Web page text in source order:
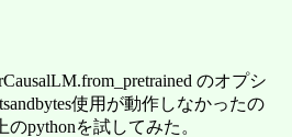
のオプシ
使用が動作しなかったの
のpythonを試してみた。